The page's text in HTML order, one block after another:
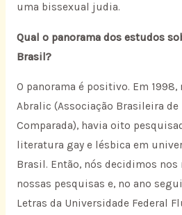
uma bissexual judia.
Qual o panorama dos estudos
Brasil?
O panorama é positivo. Em 1998,
Abralic (Associação Brasileira
Comparada), havia oito
literatura gay e lésbica em
Brasil. Então, nós decidimos
nossas pesquisas e, no ano
Letras da Universidade Federal